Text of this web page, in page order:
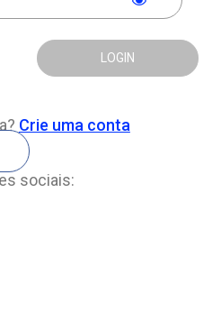
LOGIN
Crie uma conta
sociais: